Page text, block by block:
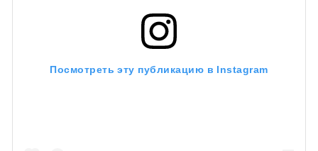
Посмотреть эту публикацию в Instagram